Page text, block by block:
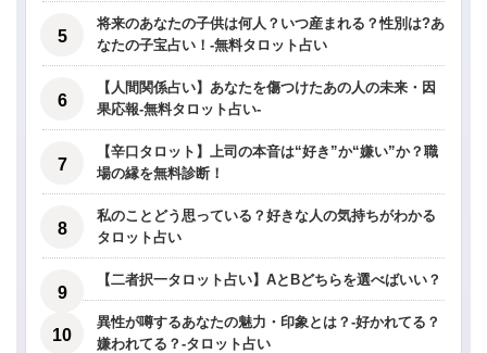
将来のあなたの子供は何人？いつ産まれる？性別は?あ
なたの子宝占い！-無料タロット占い
【人間関係占い】あなたを傷つけたあの人の未来・因
果応報-無料タロット占い-
【辛口タロット】上司の本音は“好き”か“嫌い”か？職
場の縁を無料診断！
私のことどう思っている？好きな人の気持ちがわかる
タロット占い
【二者択一タロット占い】AとBどちらを選べばいい？
異性が噂するあなたの魅力・印象とは？-好かれてる？
嫌われてる？-タロット占い